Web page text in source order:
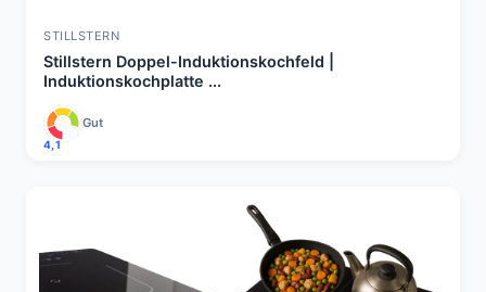
STILLSTERN
Stillstern Doppel-Induktionskochfeld |
Induktionskochplatte ...
4,1
Gut